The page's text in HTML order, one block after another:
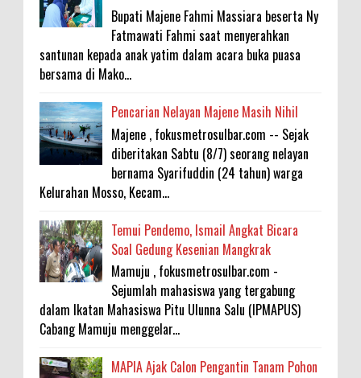
Bupati Majene Fahmi Massiara beserta Ny
Fatmawati Fahmi saat menyerahkan
santunan kepada anak yatim dalam acara buka puasa
bersama di Mako...
Pencarian Nelayan Majene Masih Nihil
Majene , fokusmetrosulbar.com -- Sejak
diberitakan Sabtu (8/7) seorang nelayan
bernama Syarifuddin (24 tahun) warga
Kelurahan Mosso, Kecam...
Temui Pendemo, Ismail Angkat Bicara
Soal Gedung Kesenian Mangkrak
Mamuju , fokusmetrosulbar.com -
Sejumlah mahasiswa yang tergabung
dalam Ikatan Mahasiswa Pitu Ulunna Salu (IPMAPUS)
Cabang Mamuju menggelar...
MAPIA Ajak Calon Pengantin Tanam Pohon